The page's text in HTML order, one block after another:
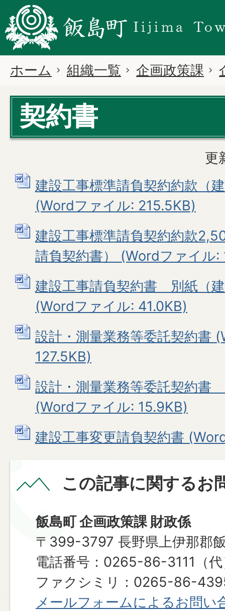
ホーム 組織一覧 企画政策課
契約書
更
建設工事標準請負契約約款（
(Wordファイル: 215.5KB)
建設工事標準請負契約約款
請負契約書） (Wordファイル:
建設工事請負契約書 別紙（
(Wordファイル: 41.0KB)
設計・測量業務等委託契約書
127.5KB)
設計・測量業務等委託契約書
(Wordファイル: 15.9KB)
建設工事変更請負契約書
この記事に関するお
飯島町 企画政策課 財政係
〒399-3797 長野県上伊那郡
電話番号：0265-86-3111（
ファクシミリ：0265-86-
メールフォームによるお問い